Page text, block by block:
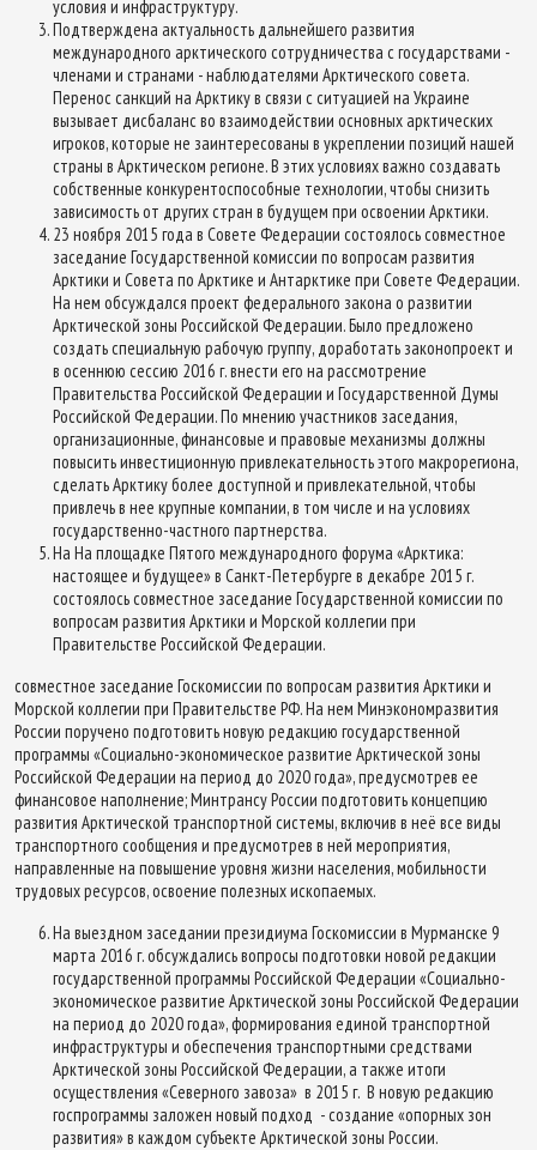
условия и инфраструктуру.
Подтверждена актуальность дальнейшего развития
международного арктического сотрудничества с государствами -
членами и странами - наблюдателями Арктического совета.
Перенос санкций на Арктику в связи с ситуацией на Украине
вызывает дисбаланс во взаимодействии основных арктических
игроков, которые не заинтересованы в укреплении позиций нашей
страны в Арктическом регионе. В этих условиях важно создавать
собственные конкурентоспособные технологии, чтобы снизить
зависимость от других стран в будущем при освоении Арктики.
23 ноября 2015 года в Совете Федерации состоялось совместное
заседание Государственной комиссии по вопросам развития
Арктики и Совета по Арктике и Антарктике при Совете Федерации.
На нем обсуждался проект федерального закона о развитии
Арктической зоны Российской Федерации. Было предложено
создать специальную рабочую группу, доработать законопроект и
в осеннюю сессию 2016 г. внести его на рассмотрение
Правительства Российской Федерации и Государственной Думы
Российской Федерации. По мнению участников заседания,
организационные, финансовые и правовые механизмы должны
повысить инвестиционную привлекательность этого макрорегиона,
сделать Арктику более доступной и привлекательной, чтобы
привлечь в нее крупные компании, в том числе и на условиях
государственно-частного партнерства.
На На площадке Пятого международного форума «Арктика:
настоящее и будущее» в Санкт-Петербурге в декабре 2015 г.
состоялось совместное заседание Государственной комиссии по
вопросам развития Арктики и Морской коллегии при
Правительстве Российской Федерации.
совместное заседание Госкомиссии по вопросам развития Арктики и
Морской коллегии при Правительстве РФ. На нем Минэкономразвития
России поручено подготовить новую редакцию государственной
программы «Социально-экономическое развитие Арктической зоны
Российской Федерации на период до 2020 года», предусмотрев ее
финансовое наполнение; Минтрансу России подготовить концепцию
развития Арктической транспортной системы, включив в неё все виды
транспортного сообщения и предусмотрев в ней мероприятия,
направленные на повышение уровня жизни населения, мобильности
трудовых ресурсов, освоение полезных ископаемых.
На выездном заседании президиума Госкомиссии в Мурманске 9
марта 2016 г. обсуждались вопросы подготовки новой редакции
государственной программы Российской Федерации «Социально-
экономическое развитие Арктической зоны Российской Федерации
на период до 2020 года», формирования единой транспортной
инфраструктуры и обеспечения транспортными средствами
Арктической зоны Российской Федерации, а также итоги
осуществления «Северного завоза» в 2015 г. В новую редакцию
госпрограммы заложен новый подход - создание «опорных зон
развития» в каждом субъекте Арктической зоны России.